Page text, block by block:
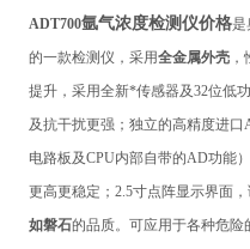
ADT700氩气浓度检测仪价格是
的一款检测仪，采用全金属外壳，
提升，采用全新*传感器及32位低
及抗干扰更强；独立的高精度进
电路板及CPU内部自带的AD功能
更高更稳定；2.5寸点阵显示界面
如磐石的品质。可应用于各种危